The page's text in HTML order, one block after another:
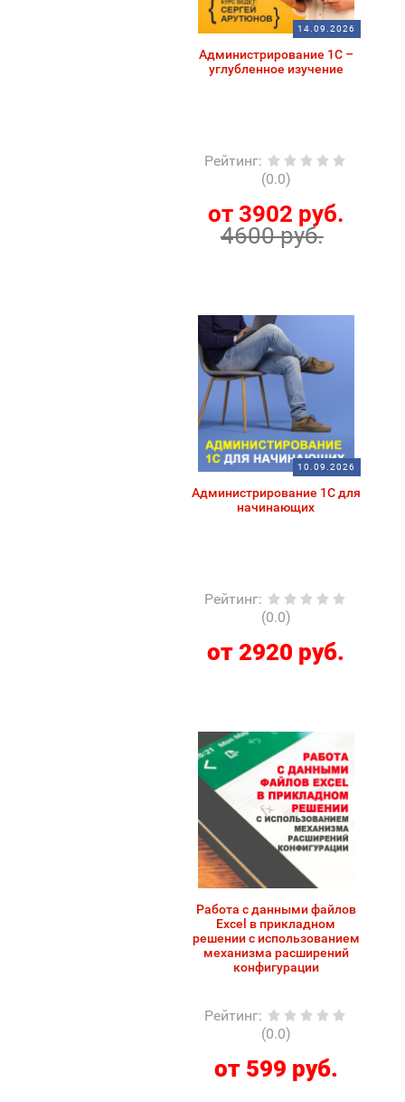
14.09.2026
Администрирование 1С –
углубленное изучение
Рейтинг:
(0.0)
от 3902 руб.
4600 руб.
10.09.2026
Администрирование 1С для
начинающих
Рейтинг:
(0.0)
от 2920 руб.
Работа с данными файлов
Excel в прикладном
решении с использованием
механизма расширений
конфигурации
Рейтинг:
(0.0)
от 599 руб.